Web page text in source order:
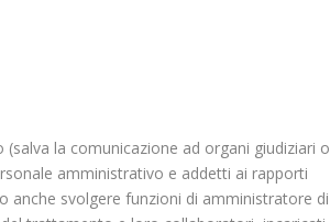
la comunicazione ad organi giudiziari o
amministrativo e addetti ai rapporti
anche svolgere funzioni di amministratore di